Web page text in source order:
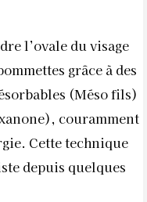
l’ovale du visage
grâce à des
(Méso fils)
couramment
Cette technique
depuis quelques